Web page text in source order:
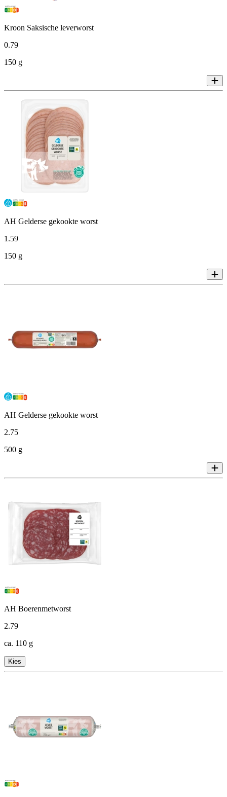
Kroon Saksische leverworst
0.79
150 g
AH Gelderse gekookte worst
1.59
150 g
AH Gelderse gekookte worst
2.75
500 g
AH Boerenmetworst
2.79
ca. 110 g
Kies